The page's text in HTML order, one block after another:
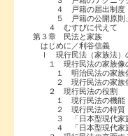
４ 戸籍の届出制度
５ 戸籍の公開原則、
４ むすびに代えて
第３章 民法と家族
はじめに／利谷信義
Ⅰ 現行民法（家族法）
１ 現行民法の家族像
１ 明治民法の家族
２ 現行民法の家族
２ 現行民法の役割
１ 現行民法の機能
２ 現行民法の特質
３ 「日本型現代家族
４ 「日本型現代家族